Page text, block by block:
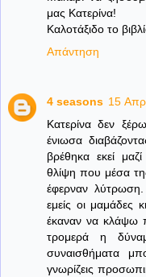
μας Κατερίνα!
Καλοτάξιδο το
Απάντηση
4 seasons 15
Κατερίνα δεν
ένιωσα
βρέθηκα εκεί
θλίψη που μέσα
έφερναν
εμείς οι μαμάδες
έκαναν να κλάψω
τρομερά η
συναισθήματα
γνωρίζεις